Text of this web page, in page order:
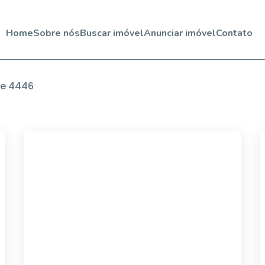
HomeSobre nósBuscar imóvelAnunciar imóvelContato
4446